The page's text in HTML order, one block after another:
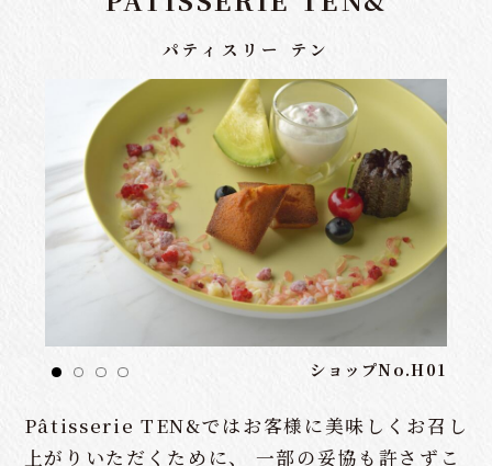
パティスリー テン
ショップNo.H01
Pâtisserie TEN&ではお客様に美味しくお召し
上がりいただくために、 一部の妥協も許さずこ